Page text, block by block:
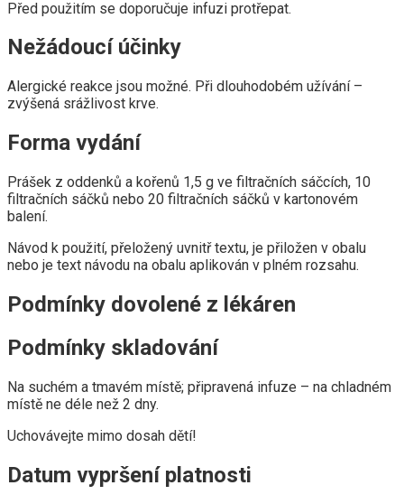
Před použitím se doporučuje infuzi protřepat.
Nežádoucí účinky
Alergické reakce jsou možné. Při dlouhodobém užívání –
zvýšená srážlivost krve.
Forma vydání
Prášek z oddenků a kořenů 1,5 g ve filtračních sáčcích, 10
filtračních sáčků nebo 20 filtračních sáčků v kartonovém
balení.
Návod k použití, přeložený uvnitř textu, je přiložen v obalu
nebo je text návodu na obalu aplikován v plném rozsahu.
Podmínky dovolené z lékáren
Podmínky skladování
Na suchém a tmavém místě; připravená infuze – na chladném
místě ne déle než 2 dny.
Uchovávejte mimo dosah dětí!
Datum vypršení platnosti